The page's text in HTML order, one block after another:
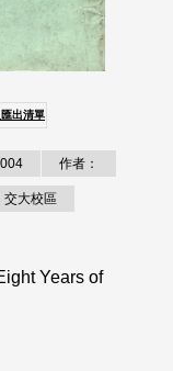
出清單
作者：
交大校區
Years of